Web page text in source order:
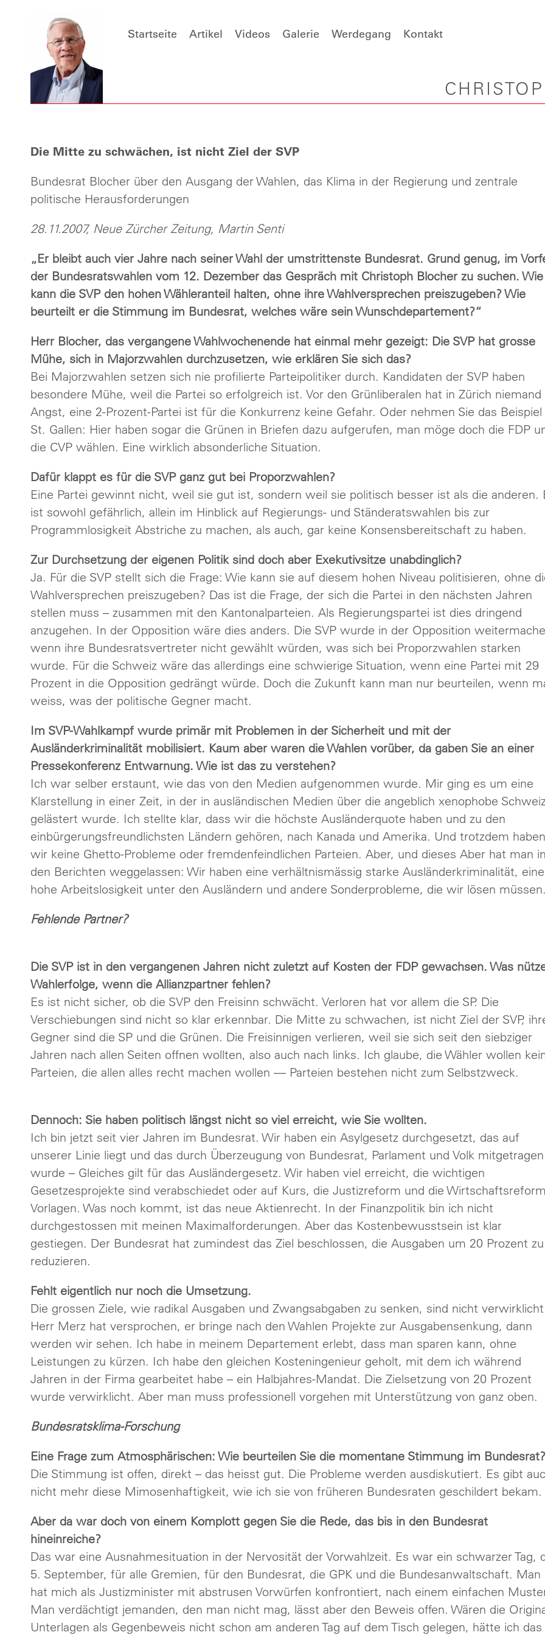
Startseite Artikel Videos Galerie Werdegang Kontakt
Die Mitte zu schwächen, ist nicht Ziel der SVP
Bundesrat Blocher über den Ausgang der Wahlen, das Klima in der Regierung und zentrale
politische Herausforderungen
28.11.2007, Neue Zürcher Zeitung, Martin Senti
„Er bleibt auch vier Jahre nach seiner Wahl der umstrittenste Bundesrat. Grund genug, im
der Bundesratswahlen vom 12. Dezember das Gespräch mit Christoph Blocher zu suchen. Wie
kann die SVP den hohen Wähleranteil halten, ohne ihre Wahlversprechen preiszugeben? Wie
beurteilt er die Stimmung im Bundesrat, welches wäre sein Wunschdepartement?“
Herr Blocher, das vergangene Wahlwochenende hat einmal mehr gezeigt: Die SVP hat grosse
Mühe, sich in Majorzwahlen durchzusetzen, wie erklären Sie sich das?
Bei Majorzwahlen setzen sich nie profilierte Parteipolitiker durch. Kandidaten der SVP haben
besondere Mühe, weil die Partei so erfolgreich ist. Vor den Grünliberalen hat in Zürich niemand
Angst, eine 2-Prozent-Partei ist für die Konkurrenz keine Gefahr. Oder nehmen Sie das Beispiel
St. Gallen: Hier haben sogar die Grünen in Briefen dazu aufgerufen, man möge doch die FDP
die CVP wählen. Eine wirklich absonderliche Situation.
Dafür klappt es für die SVP ganz gut bei Proporzwahlen?
Eine Partei gewinnt nicht, weil sie gut ist, sondern weil sie politisch besser ist als die anderen.
ist sowohl gefährlich, allein im Hinblick auf Regierungs- und Ständeratswahlen bis zur
Programmlosigkeit Abstriche zu machen, als auch, gar keine Konsensbereitschaft zu haben.
Zur Durchsetzung der eigenen Politik sind doch aber Exekutivsitze unabdinglich?
Ja. Für die SVP stellt sich die Frage: Wie kann sie auf diesem hohen Niveau politisieren, ohne
Wahlversprechen preiszugeben? Das ist die Frage, der sich die Partei in den nächsten Jahren
stellen muss – zusammen mit den Kantonalparteien. Als Regierungspartei ist dies dringend
anzugehen. In der Opposition wäre dies anders. Die SVP wurde in der Opposition
wenn ihre Bundesratsvertreter nicht gewählt würden, was sich bei Proporzwahlen starken
wurde. Für die Schweiz wäre das allerdings eine schwierige Situation, wenn eine Partei mit 29
Prozent in die Opposition gedrängt würde. Doch die Zukunft kann man nur beurteilen, wenn
weiss, was der politische Gegner macht.
Im SVP-Wahlkampf wurde primär mit Problemen in der Sicherheit und mit der
Ausländerkriminalität mobilisiert. Kaum aber waren die Wahlen vorüber, da gaben Sie an einer
Pressekonferenz Entwarnung. Wie ist das zu verstehen?
Ich war selber erstaunt, wie das von den Medien aufgenommen wurde. Mir ging es um eine
Klarstellung in einer Zeit, in der in ausländischen Medien über die angeblich xenophobe Schweiz
gelästert wurde. Ich stellte klar, dass wir die höchste Ausländerquote haben und zu den
einbürgerungsfreundlichsten Ländern gehören, nach Kanada und Amerika. Und trotzdem haben
wir keine Ghetto-Probleme oder fremdenfeindlichen Parteien. Aber, und dieses Aber hat man in
den Berichten weggelassen: Wir haben eine verhältnismässig starke Ausländerkriminalität, eine
hohe Arbeitslosigkeit unter den Ausländern und andere Sonderprobleme, die wir lösen müssen.
Fehlende Partner?
Die SVP ist in den vergangenen Jahren nicht zuletzt auf Kosten der FDP gewachsen. Was
Wahlerfolge, wenn die Allianzpartner fehlen?
Es ist nicht sicher, ob die SVP den Freisinn schwächt. Verloren hat vor allem die SP. Die
Verschiebungen sind nicht so klar erkennbar. Die Mitte zu schwachen, ist nicht Ziel der SVP,
Gegner sind die SP und die Grünen. Die Freisinnigen verlieren, weil sie sich seit den siebziger
Jahren nach allen Seiten offnen wollten, also auch nach links. Ich glaube, die Wähler wollen
Parteien, die allen alles recht machen wollen — Parteien bestehen nicht zum Selbstzweck.
Dennoch: Sie haben politisch längst nicht so viel erreicht, wie Sie wollten.
Ich bin jetzt seit vier Jahren im Bundesrat. Wir haben ein Asylgesetz durchgesetzt, das auf
unserer Linie liegt und das durch Überzeugung von Bundesrat, Parlament und Volk mitgetragen
wurde – Gleiches gilt für das Ausländergesetz. Wir haben viel erreicht, die wichtigen
Gesetzesprojekte sind verabschiedet oder auf Kurs, die Justizreform und die
Vorlagen. Was noch kommt, ist das neue Aktienrecht. In der Finanzpolitik bin ich nicht
durchgestossen mit meinen Maximalforderungen. Aber das Kostenbewusstsein ist klar
gestiegen. Der Bundesrat hat zumindest das Ziel beschlossen, die Ausgaben um 20 Prozent zu
reduzieren.
Fehlt eigentlich nur noch die Umsetzung.
Die grossen Ziele, wie radikal Ausgaben und Zwangsabgaben zu senken, sind nicht
Herr Merz hat versprochen, er bringe nach den Wahlen Projekte zur Ausgabensenkung, dann
werden wir sehen. Ich habe in meinem Departement erlebt, dass man sparen kann, ohne
Leistungen zu kürzen. Ich habe den gleichen Kosteningenieur geholt, mit dem ich während
Jahren in der Firma gearbeitet habe – ein Halbjahres-Mandat. Die Zielsetzung von 20 Prozent
wurde verwirklicht. Aber man muss professionell vorgehen mit Unterstützung von ganz oben.
Bundesratsklima-Forschung
Eine Frage zum Atmosphärischen: Wie beurteilen Sie die momentane Stimmung im Bundesrat?
Die Stimmung ist offen, direkt – das heisst gut. Die Probleme werden ausdiskutiert. Es gibt
nicht mehr diese Mimosenhaftigkeit, wie ich sie von früheren Bundesraten geschildert bekam.
Aber da war doch von einem Komplott gegen Sie die Rede, das bis in den Bundesrat
hineinreiche?
Das war eine Ausnahmesituation in der Nervosität der Vorwahlzeit. Es war ein schwarzer Tag,
5. September, für alle Gremien, für den Bundesrat, die GPK und die Bundesanwaltschaft. Man
hat mich als Justizminister mit abstrusen Vorwürfen konfrontiert, nach einem einfachen
Man verdächtigt jemanden, den man nicht mag, lässt aber den Beweis offen. Wären die
Unterlagen als Gegenbeweis nicht schon am anderen Tag auf dem Tisch gelegen, hätte ich das